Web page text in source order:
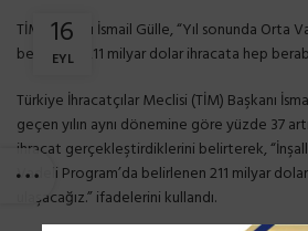
16
EYL
TİM Başkanı İsmail Gülle, “Yıl sonunda Orta
belirlenen 211 milyar dolar ihracata hep
Türkiye İhracatçılar Meclisi (TİM) Başkanı
geçen yılın aynı dönemine göre yüzde 37
ihracat gerçekleştirdiklerini belirterek,
Vadeli Program’da belirlenen 211 milyar
ulaşacağız.” ifadelerini kullandı.